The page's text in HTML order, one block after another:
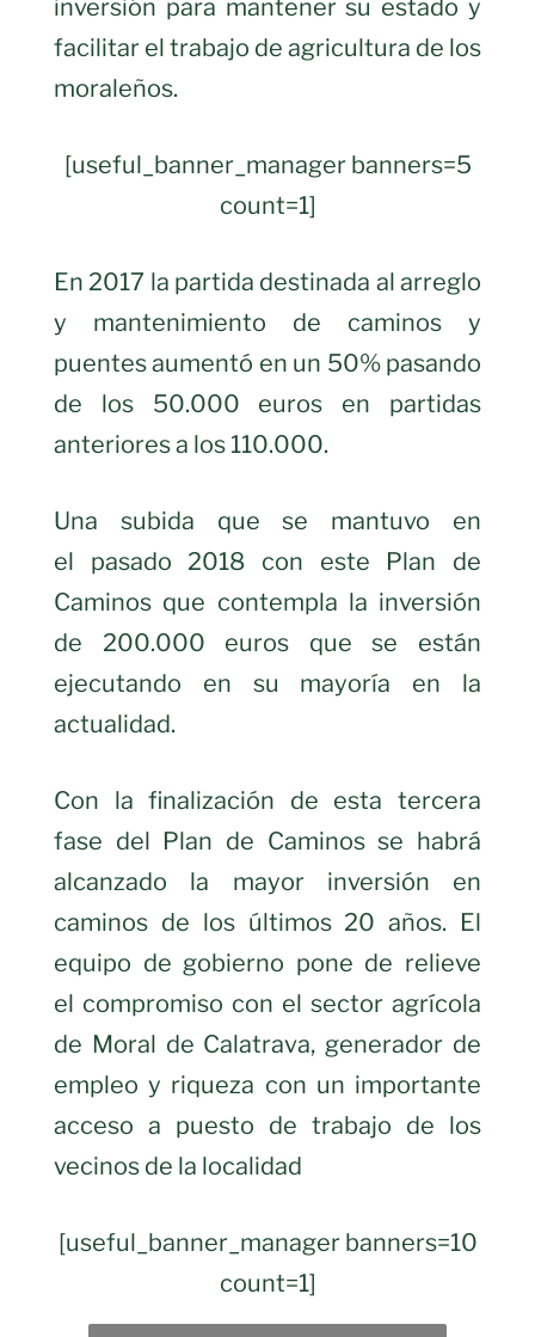
inversión para mantener su estado y
facilitar el trabajo de agricultura de los
moraleños.
[useful_banner_manager banners=5
count=1]
En 2017 la partida destinada al arreglo
y mantenimiento de caminos y
puentes aumentó en un 50% pasando
de los 50.000 euros en partidas
anteriores a los 110.000.
Una subida que se mantuvo en
el pasado 2018 con este Plan de
Caminos que contempla la inversión
de 200.000 euros que se están
ejecutando en su mayoría en la
actualidad.
Con la finalización de esta tercera
fase del Plan de Caminos se habrá
alcanzado la mayor inversión en
caminos de los últimos 20 años. El
equipo de gobierno pone de relieve
el compromiso con el sector agrícola
de Moral de Calatrava, generador de
empleo y riqueza con un importante
acceso a puesto de trabajo de los
vecinos de la localidad
[useful_banner_manager banners=10
count=1]